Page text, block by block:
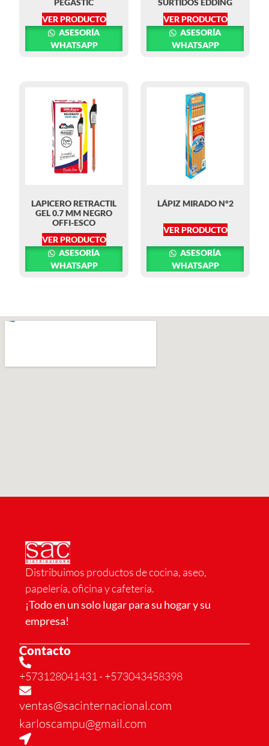
PEGASTIC
VER PRODUCTO
ASESORÍA
WHATSAPP
SURTIDOS EDDING
VER PRODUCTO
ASESORÍA
WHATSAPP
LAPICERO RETRACTIL
GEL 0.7 MM NEGRO
OFFI-ESCO
VER PRODUCTO
ASESORÍA
WHATSAPP
LÁPIZ MIRADO N°2
VER PRODUCTO
ASESORÍA
WHATSAPP
Distribuimos productos de cocina, aseo,
papelería, oficina y cafetería.
¡Todo en un solo lugar para su hogar y su
empresa!
Contacto
+573128041431- +573043458398
ventas@sacinternacional.com
karloscampu@gmail.com